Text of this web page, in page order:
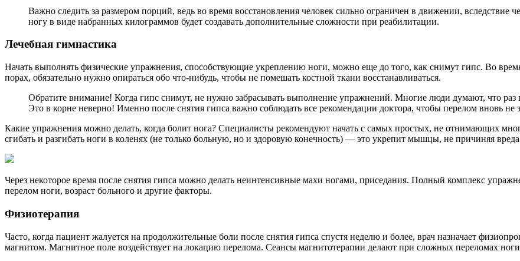
Важно следить за размером порций, ведь во время восстановления человек сильно ограничен в движении, вследствие
ногу в виде набранных килограммов будет создавать дополнительные сложности при реабилитации.
Лечебная гимнастика
Начать выполнять физические упражнения, способствующие укреплению ноги, можно еще до того, как снимут гипс. Во
порах, обязательно нужно опираться обо что-нибудь, чтобы не помешать костной ткани восстанавливаться.
Обратите внимание! Когда гипс снимут, не нужно забрасывать выполнение упражнений. Многие люди думают, что раз
Это в корне неверно! Именно после снятия гипса важно соблюдать все рекомендации доктора, чтобы перелом вновь не
Какие упражнения можно делать, когда болит нога? Специалисты рекомендуют начать с самых простых, не отнимающих
сгибать и разгибать ноги в коленях (не только больную, но и здоровую конечность) — это укрепит мышцы, не причиняя
Через некоторое время после снятия гипса можно делать неинтенсивные махи ногами, приседания. Полный комплекс
перелом ноги, возраст больного и другие факторы.
Физиотерапия
Часто, когда пациент жалуется на продолжительные боли после снятия гипса спустя неделю и более, врач назначает
магнитом. Магнитное поле воздействует на локацию перелома. Сеансы магнитотерапии делают при сложных переломах